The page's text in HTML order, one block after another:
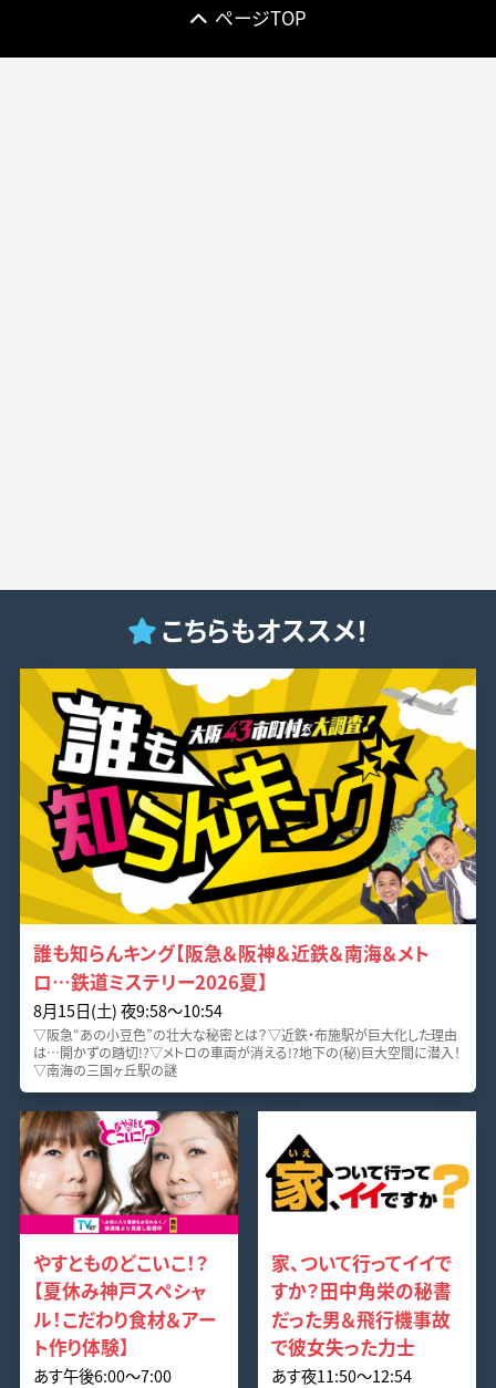
ページTOP
こちらもオススメ！
誰も知らんキング【阪急＆阪神＆近鉄＆南海＆メト
ロ…鉄道ミステリー2026夏】
8月15日(土) 夜9:58～10:54
▽阪急“あの小豆色”の壮大な秘密とは？▽近鉄・布施駅が巨大化した理由
は…開かずの踏切!?▽メトロの車両が消える!?地下の(秘)巨大空間に潜入！
▽南海の三国ヶ丘駅の謎
やすとものどこいこ！？
【夏休み神戸スペシャ
ル！こだわり食材＆アー
ト作り体験】
あす午後6:00～7:00
家、ついて行ってイイで
すか？田中角栄の秘書
だった男＆飛行機事故
で彼女失った力士
あす夜11:50～12:54